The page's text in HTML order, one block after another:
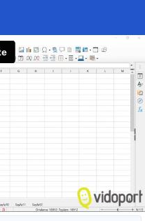
Yapmak
ekleme ve
bulmak
uygulama -